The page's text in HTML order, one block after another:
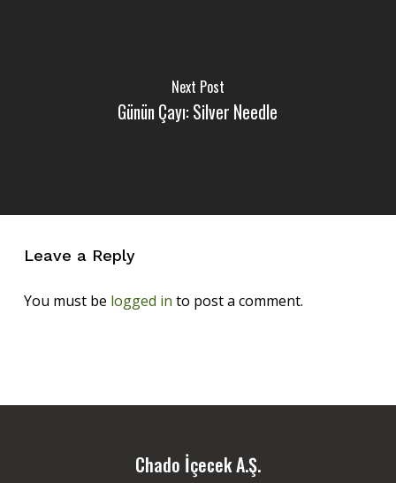
Next Post
Günün Çayı: Silver Needle
Leave a Reply
You must be logged in to post a comment.
Chado İçecek A.Ş.